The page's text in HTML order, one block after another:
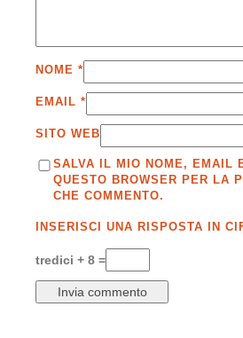
NOME *
EMAIL *
SITO WEB
SALVA IL MIO NOME, EMAIL
QUESTO BROWSER PER LA
CHE COMMENTO.
INSERISCI UNA RISPOSTA IN
tredici + 8 =